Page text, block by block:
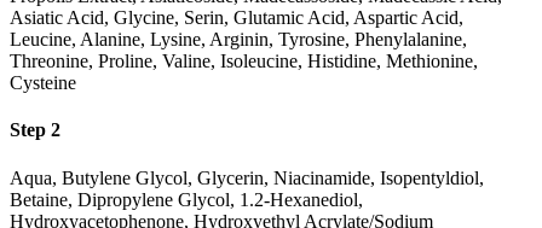
Asiatic Acid, Glycine, Serin, Glutamic Acid, Aspartic Acid,
Leucine, Alanine, Lysine, Arginin, Tyrosine, Phenylalanine,
Threonine, Proline, Valine, Isoleucine, Histidine, Methionine,
Cysteine
Step 2
Aqua, Butylene Glycol, Glycerin, Niacinamide, Isopentyldiol,
Betaine, Dipropylene Glycol, 1.2-Hexanediol,
Hydroxyacetophenone, Hydroxyethyl Acrylate/Sodium